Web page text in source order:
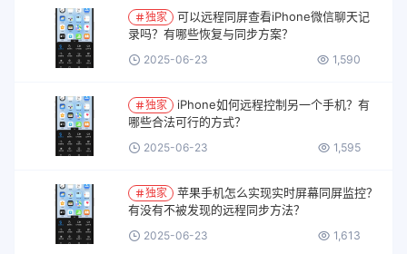
独家
录吗？有哪些恢复与同步方案？
2025-06-23 1,590
独家
哪些合法可行的方式？
2025-06-23 1,595
独家
有没有不被发现的远程同步方法？
2025-06-23 1,613